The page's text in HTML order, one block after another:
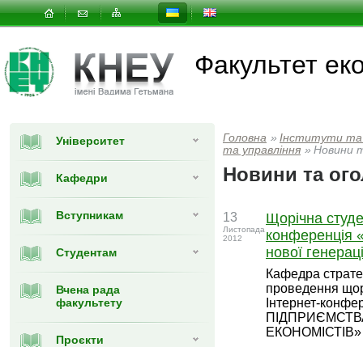
Факультет
Університет
Кафедри
Вступникам
Студентам
Вчена рада
факультету
Проєкти
Головна » Інститути
та управлiння » Новини
Новини та
13
Листопада
2012
Щорічна
конференція
нової
Кафедра
проведення
Інтернет-
ЕКОНОМІСТІВ»